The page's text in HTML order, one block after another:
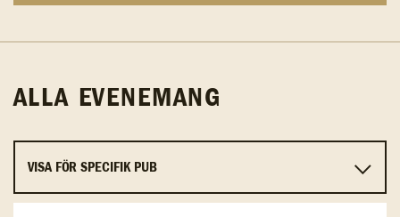
ALLA EVENEMANG